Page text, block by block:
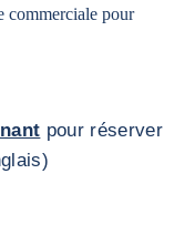
commerciale pour
pour réserver